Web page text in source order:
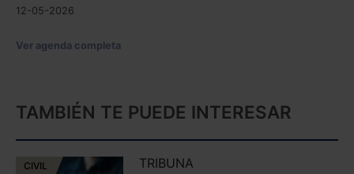
12-05-2026
Ver agenda completa
TAMBIÉN TE PUEDE INTERESAR
CIVIL
TRIBUNA